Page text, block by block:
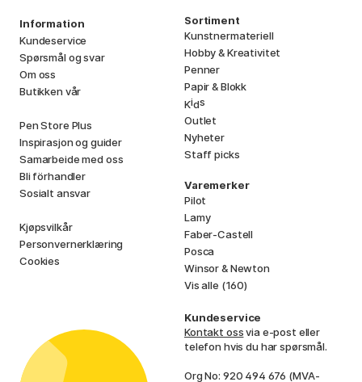
Information
Kundeservice
Spørsmål og svar
Om oss
Butikken vår
Pen Store Plus
Inspirasjon og guider
Samarbeide med oss
Bli förhandler
Sosialt ansvar
Kjøpsvilkår
Personvernerklæring
Cookies
Sortiment
Kunstnermateriell
Hobby & Kreativitet
Penner
Papir & Blokk
Kids
Outlet
Nyheter
Staff picks
Varemerker
Pilot
Lamy
Faber-Castell
Posca
Winsor & Newton
Vis alle (160)
Kundeservice
Kontakt ossvia e-post eller
telefon hvis du har spørsmål.
Org No: 920 494 676 (MVA-